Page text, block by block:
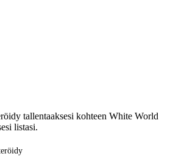
tallentaaksesi kohteen White World
listasi.